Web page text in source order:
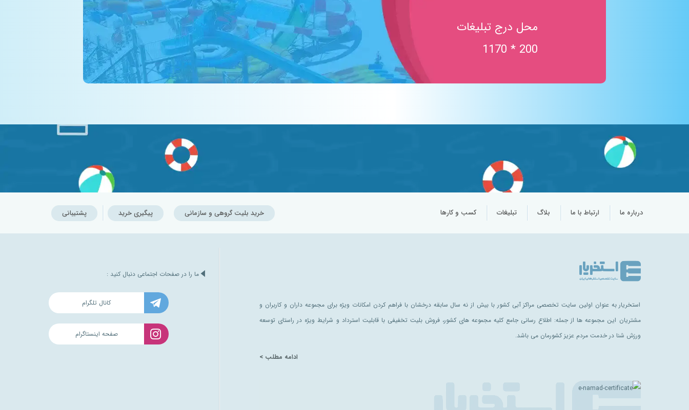
محل درج تبلیغات
200 * 1170
درباره ما ارتباط با ما بلاگ تبلیغات کسب و کارها خرید بلیت گروهی و سازمانی پیگیری خرید پشتیبانی
استخریار به عنوان اولین سایت تخصصی مراکز آبی کشور با بیش از نه سال سابقه درخشان با فراهم کردن امکانات ویژه برای مجموعه داران و کاربران و
مشتریان این مجموعه ها از جمله: اطلاع رسانی جامع کلیه مجموعه های کشور، فروش بلیت تخفیفی با قابلیت استرداد و شرایط ویژه در راستای توسعه
ورزش شنا در خدمت مردم عزیز کشورمان می باشد.
ادامه مطلب >
ما را در صفحات اجتماعی دنبال کنید :
کانال تلگرام
صفحه اینستاگرام